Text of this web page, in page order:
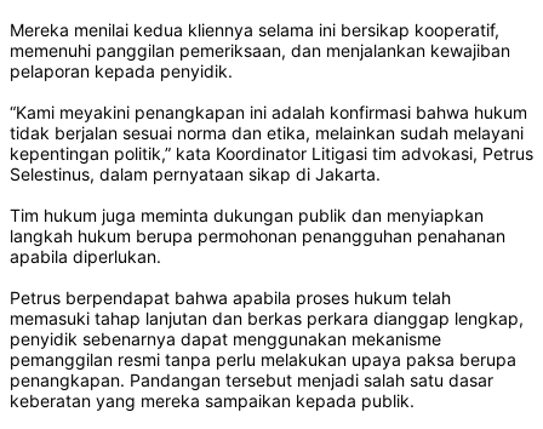
Mereka menilai kedua kliennya selama ini bersikap kooperatif,
memenuhi panggilan pemeriksaan, dan menjalankan kewajiban
pelaporan kepada penyidik.
“Kami meyakini penangkapan ini adalah konfirmasi bahwa hukum
tidak berjalan sesuai norma dan etika, melainkan sudah melayani
kepentingan politik,” kata Koordinator Litigasi tim advokasi, Petrus
Selestinus, dalam pernyataan sikap di Jakarta.
Tim hukum juga meminta dukungan publik dan menyiapkan
langkah hukum berupa permohonan penangguhan penahanan
apabila diperlukan.
Petrus berpendapat bahwa apabila proses hukum telah
memasuki tahap lanjutan dan berkas perkara dianggap lengkap,
penyidik sebenarnya dapat menggunakan mekanisme
pemanggilan resmi tanpa perlu melakukan upaya paksa berupa
penangkapan. Pandangan tersebut menjadi salah satu dasar
keberatan yang mereka sampaikan kepada publik.